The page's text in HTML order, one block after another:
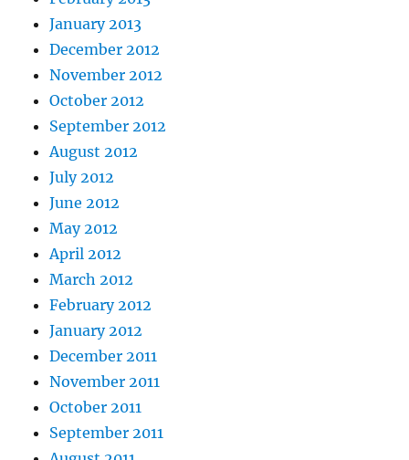
January 2013
December 2012
November 2012
October 2012
September 2012
August 2012
July 2012
June 2012
May 2012
April 2012
March 2012
February 2012
January 2012
December 2011
November 2011
October 2011
September 2011